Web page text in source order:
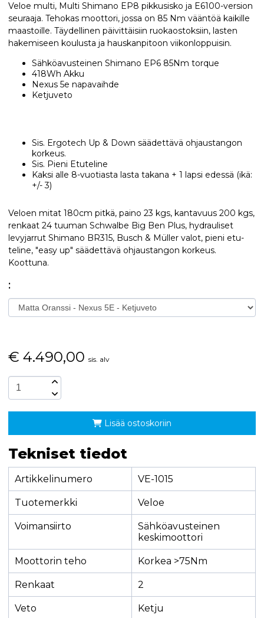
Veloe multi, Multi Shimano EP8 pikkusisko ja E6100-version
seuraaja. Tehokas moottori, jossa on 85 Nm vääntöä kaikille
maastoille. Täydellinen päivittäisiin ruokaostoksiin, lasten
hakemiseen koulusta ja hauskanpitoon viikonloppuisin.
Sähköavusteinen Shimano EP6 85Nm torque
418Wh Akku
Nexus 5e napavaihde
Ketjuveto
Sis. Ergotech Up & Down säädettävä ohjaustangon
korkeus.
Sis. Pieni Etuteline
Kaksi alle 8-vuotiasta lasta takana + 1 lapsi edessä (ikä:
+/- 3)
Veloen mitat 180cm pitkä, paino 23 kgs, kantavuus 200 kgs,
renkaat 24 tuuman Schwalbe Big Ben Plus, hydrauliset
levyjarrut Shimano BR315, Busch & Müller valot, pieni etu-
teline, "easy up" säädettävä ohjaustangon korkeus.
Koottuna.
:
€ 4.490,00 sis. alv
Lisää ostoskoriin
Tekniset tiedot
Artikkelinumero VE-1015
Tuotemerkki Veloe
Voimansiirto
Sähköavusteinen
keskimoottori
Moottorin teho Korkea >75Nm
Renkaat 2
Veto Ketju